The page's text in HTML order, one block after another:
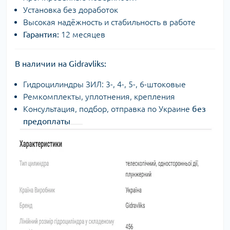
Установка без доработок
Высокая надёжность и стабильность в работе
Гарантия: 12 месяцев
В наличии на Gidravliks:
Гидроцилиндры ЗИЛ: 3-, 4-, 5-, 6-штоковые
Ремкомплекты, уплотнения, крепления
Консультация, подбор, отправка по Украине без
предоплаты